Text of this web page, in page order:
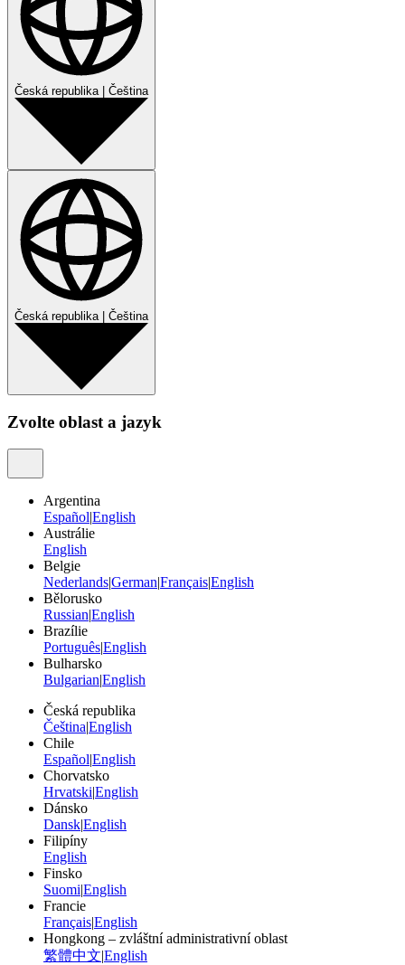
Česká republika Čeština
Česká republika Čeština
Zvolte oblast a jazyk
Argentina
Español|English
Austrálie
English
Belgie
Nederlands|German|Français|English
Bělorusko
Russian|English
Brazílie
Português|English
Bulharsko
Bulgarian|English
Česká republika
Čeština|English
Chile
Español|English
Chorvatsko
Hrvatski|English
Dánsko
Dansk|English
Filipíny
English
Finsko
Suomi|English
Francie
Français|English
Hongkong – zvláštní administrativní oblast
繁體中文|English